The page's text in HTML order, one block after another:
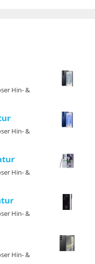
Hin- &
Hin- &
Hin- &
Hin- &
Hin- &